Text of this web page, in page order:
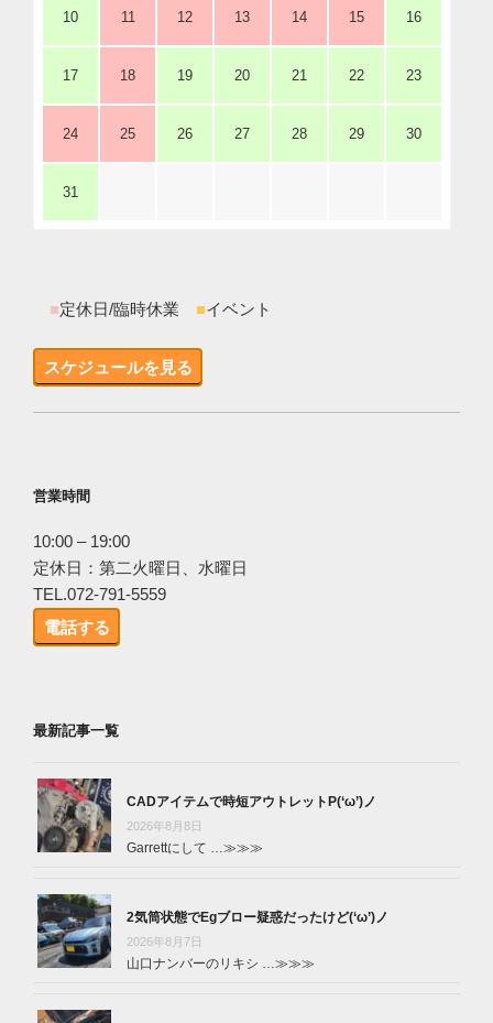
10 11 12 13 14 15 16
17 18 19 20 21 22 23
24 25 26 27 28 29 30
31
■定休日/臨時休業 ■イベント
スケジュールを見る
営業時間
10:00 – 19:00
定休日：第二火曜日、水曜日
TEL.072-791-5559
電話する
最新記事一覧
CADアイテムで時短アウトレットP(‘ω’)ノ
2026年8月8日
Garrettにして …≫≫≫
2気筒状態でEgブロー疑惑だったけど(‘ω’)ノ
2026年8月7日
山口ナンバーのリキシ …≫≫≫